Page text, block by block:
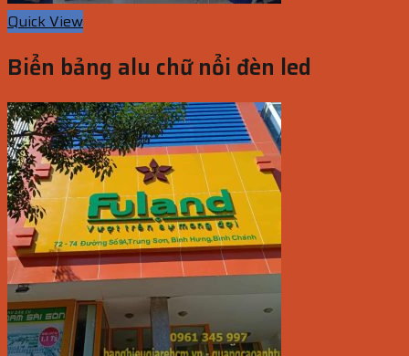
Quick View
Biển bảng alu chữ nổi đèn led